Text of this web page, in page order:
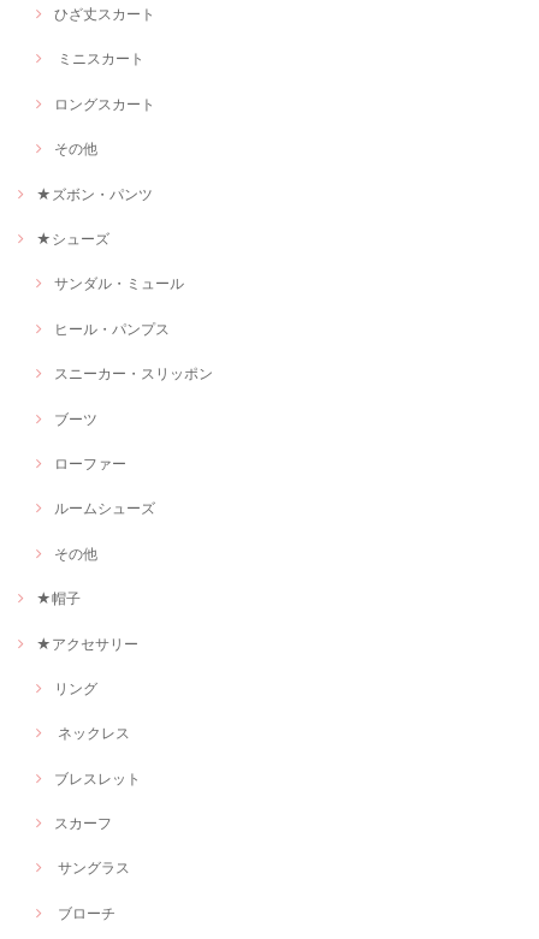
ひざ丈スカート
ミニスカート
ロングスカート
その他
★ズボン・パンツ
★シューズ
サンダル・ミュール
ヒール・パンプス
スニーカー・スリッポン
ブーツ
ローファー
ルームシューズ
その他
★帽子
★アクセサリー
リング
ネックレス
ブレスレット
スカーフ
サングラス
ブローチ